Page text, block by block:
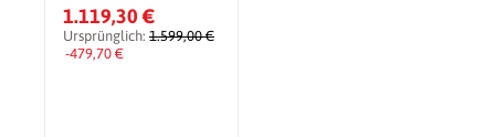
Bluetooth®
Pelletsmoker & Grill
1.119,30 €
Ursprünglich: 1.599,00 €
-479,70 €